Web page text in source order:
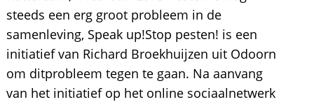
steeds een erg groot probleem in de
samenleving, Speak up!Stop pesten! is een
initiatief van Richard Broekhuijzen uit Odoorn
om ditprobleem tegen te gaan. Na aanvang
van het initiatief op het online sociaalnetwerk